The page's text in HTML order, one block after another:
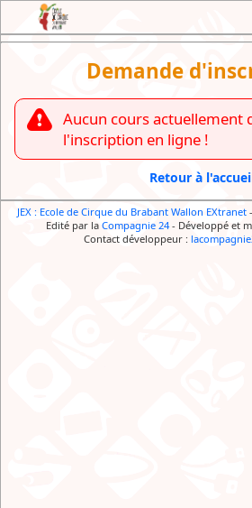
JEX : l'Extranet de
Demande
Aucun cours actuellement
l'inscription en ligne !
Retour à
JEX : Ecole de Cirque du Brabant Wallon EXtranet-
Edité par la Compagnie 24- Développé et
Contact développeur :